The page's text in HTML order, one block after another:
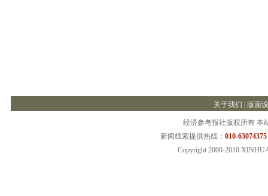
关于我们 版面
经济参考报社版权所有 本
新闻线索提供热线： 010-
Copyright 2000-2010